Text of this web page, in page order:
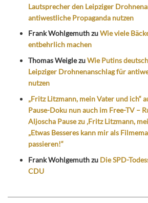
Lautsprecher den Leipziger
antiwestliche Propaganda nutzen
Frank WohlgemuthzuWie viele
entbehrlich machen
Thomas WeiglezuWie Putins
Leipziger Drohnenanschlag für
nutzen
„Fritz Litzmann, mein Vater und ich“
Pause-Doku nun auch im Free-TV –
Aljoscha Pause zu ‚Fritz Litzmann,
„Etwas Besseres kann mir als
passieren!“
Frank Wohlgemuthzu Die SPD-
CDU